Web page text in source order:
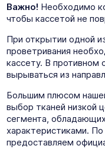
Важно! Необходимо
чтобы кассетой не
При открытии одной
проветривания
кассету. В противном
вырываться из
Большим плюсом
выбор тканей низкой
сегмента,
характеристиками.
предоставляем